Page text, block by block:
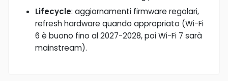
Lifecycle: aggiornamenti firmware regolari,
refresh hardware quando appropriato (Wi-Fi
6 è buono fino al 2027-2028, poi Wi-Fi 7 sarà
mainstream).